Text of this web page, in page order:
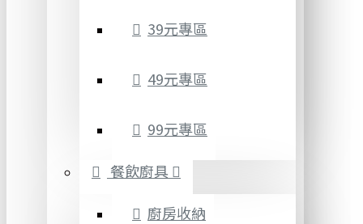
39元專區
49元專區
99元專區
餐飲廚具
廚房收納